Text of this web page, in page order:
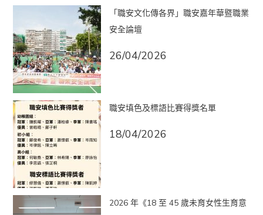
「職安文化傳各界」職安嘉年華暨職業
安全論壇
26/04/2026
職安填色及標語比賽得獎名單
18/04/2026
2026 年《18 至 45 歲未育女性生育意